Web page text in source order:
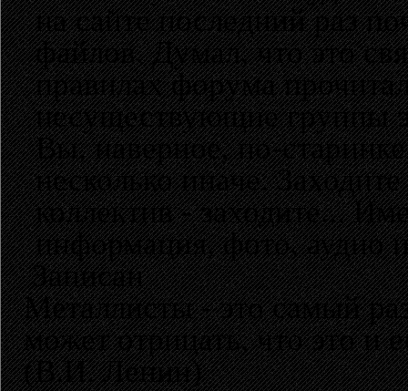
на сайте последний раз
файлов. Думал, что это
правилах форума
несуществующие группы
Вы, наверное, по-
несколько иначе.
коллектив - заходите...
информация, фото, аудио
Записан
Металлисты - это самый
может отрицать, что это и
(В.И. Ленин)